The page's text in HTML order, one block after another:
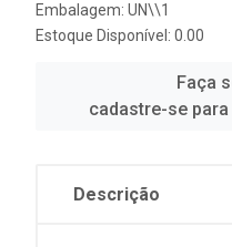
Embalagem: UN\\1
Estoque Disponível: 0.00
Faça
cadastre-se
Descrição